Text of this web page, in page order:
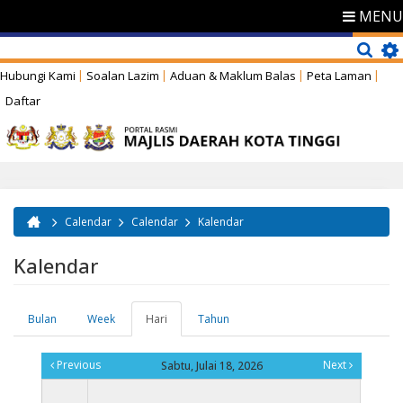
MENU
Hubungi Kami Soalan Lazim Aduan & Maklum Balas
Peta Laman
Daftar
Anda di sini
Calendar Calendar Kalendar
Kalendar
Tab-tab utama
Bulan Week Hari
aktif)
Tahun
Previous Sabtu, Julai 18, 2026 Next